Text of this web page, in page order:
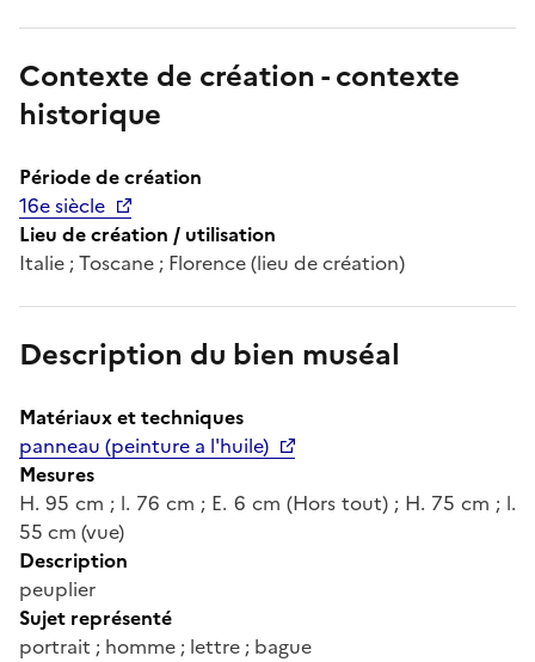
Contexte de création - contexte
historique
Période de création
16e siècle
Lieu de création / utilisation
Italie ; Toscane ; Florence (lieu de création)
Description du bien muséal
Matériaux et techniques
panneau (peinture a l'huile)
Mesures
H. 95 cm ; l. 76 cm ; E. 6 cm (Hors tout) ; H. 75 cm ; l.
55 cm (vue)
Description
peuplier
Sujet représenté
portrait ; homme ; lettre ; bague